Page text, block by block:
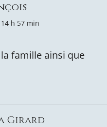
h 57 min
famille ainsi que
Girard